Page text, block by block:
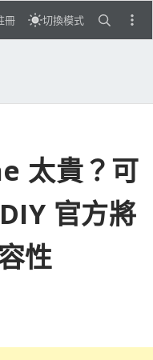
冊 切換模式
太貴？可
官方將
性